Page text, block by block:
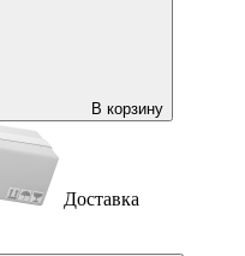
В корзину
Доставка